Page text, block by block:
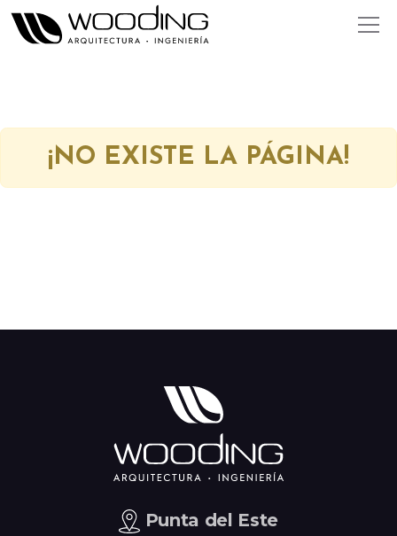
¡NO EXISTE LA PÁGINA!
Punta del Este